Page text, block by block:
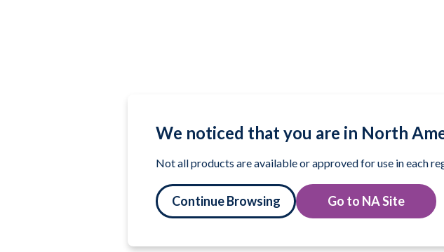
We noticed that you are in North
Not all products are available or approved for use in each
Continue Browsing Go to NA Site